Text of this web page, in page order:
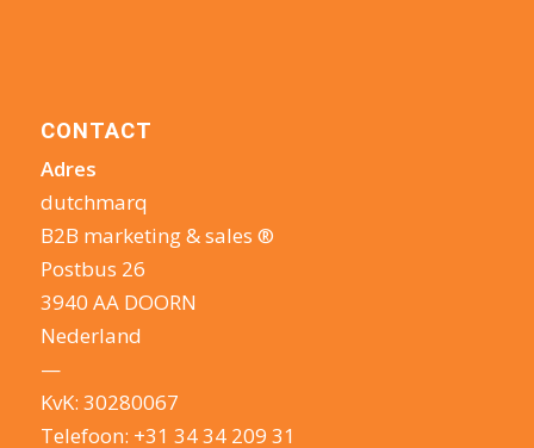
CONTACT
Adres
dutchmarq
B2B marketing & sales ®
Postbus 26
3940 AA DOORN
Nederland
—
KvK: 30280067
Telefoon: +31 34 34 209 31